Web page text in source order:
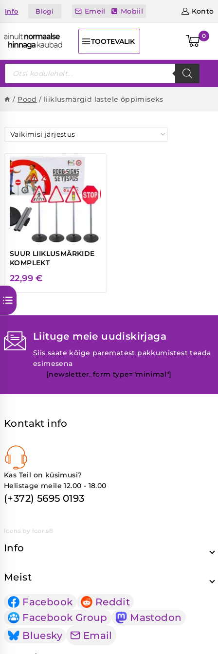
toInfo Blogi Emeil Mobiil Konto
TOOTEVALIK
0
Products
search
/ Pood / liiklusmärgid lastele õppimiseks
SUUR LIIKLUSMÄRKIDE
KOMPLEKT
22,99€
Liituge meie uudiskirjaga
Siis saate kõige parematest pakkumistest teada
esimesena
[newsletter_form type="minimal"]
Kontakt info
Kas Teil on küsimusi?
Helistage meile 12.00 - 18.00
(+372) 5695 0193
Icons by Icons8
Info
Meist
Facebook
Reddit
Facebook Group
Mastodon
Bluesky
Email